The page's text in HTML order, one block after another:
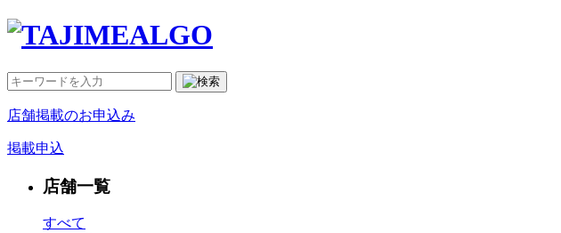
店舗掲載のお申込み
掲載申込
店舗一覧
すべて